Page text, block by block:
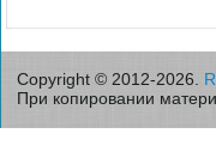
Copyright © 2012-2026.
При копировании